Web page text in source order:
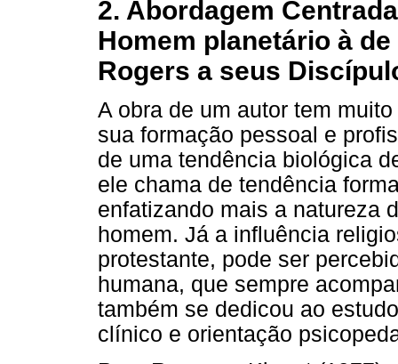
2. Abordagem
Homem planetário à
Rogers a seus
A obra de um autor tem
sua formação pessoal e
de uma tendência biológica
ele chama de tendência
enfatizando mais a natureza
homem. Já a influência
protestante, pode ser
humana, que sempre
também se dedicou ao
clínico e orientação